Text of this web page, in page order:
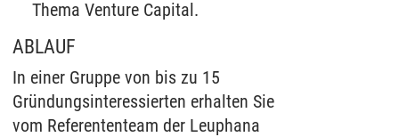
Thema Venture Capital.
ABLAUF
In einer Gruppe von bis zu 15
Gründungsinteressierten erhalten Sie
vom Referententeam der Leuphana